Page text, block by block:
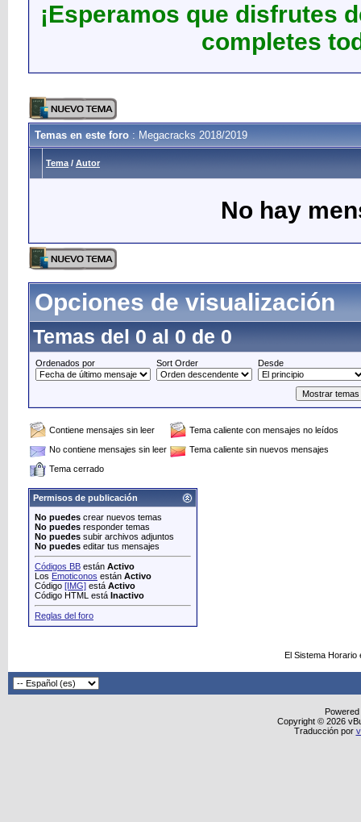
¡Esperamos que disfrutes
completes
Temas en este foro : Megacracks 2018/2019
Tema / Autor
No hay
Opciones de visualización
Temas del 0 al 0 de 0
Ordenados por Sort Order Desde
Contiene mensajes sin leer
Tema caliente con mensajes no leídos
No contiene mensajes sin leer
Tema caliente sin nuevos mensajes
Tema cerrado
Permisos de publicación
No puedes crear nuevos temas
No puedes responder temas
No puedes subir archivos adjuntos
No puedes editar tus mensajes
Códigos BB están Activo
Los Emoticonos están Activo
Código [IMG] está Activo
Código HTML está Inactivo
Reglas del foro
El Sistema
Copyright © 2026
Traducción por